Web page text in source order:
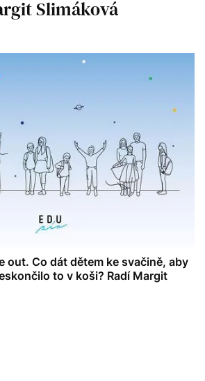
Slimáková
out. Co dát dětem ke svačině, aby
to v koši? Radí Margit